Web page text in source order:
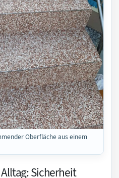
Oberfläche aus einem
Sicherheit